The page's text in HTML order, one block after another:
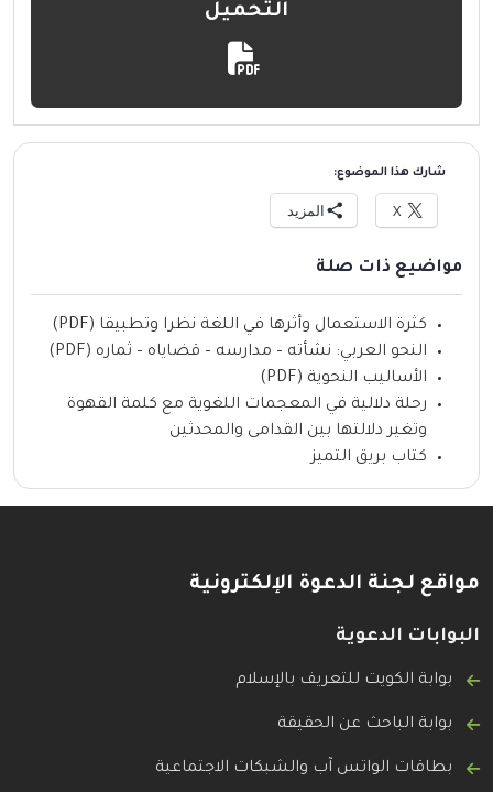
التحميل
شارك هذا الموضوع:
X المزيد
مواضيع ذات صلة
كثرة الاستعمال وأثرها في اللغة نظرا وتطبيقا (PDF)
النحو العربي: نشأته – مدارسه – قضاياه – ثماره (PDF)
الأساليب النحوية (PDF)
رحلة دلالية في المعجمات اللغوية مع كلمة القهوة
وتغير دلالتها بين القدامى والمحدثين
كتاب بريق التميز
مواقع لجنة الدعوة الإلكترونية
البوابات الدعوية
بوابة الكويت للتعريف بالإسلام
بوابة الباحث عن الحقيقة
بطاقات الواتس آب والشبكات الاجتماعية